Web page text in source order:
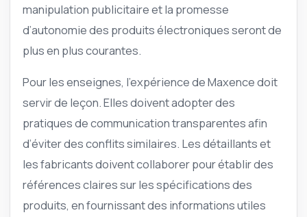
manipulation publicitaire et la promesse
d’autonomie des produits électroniques seront de
plus en plus courantes.
Pour les enseignes, l’expérience de Maxence doit
servir de leçon. Elles doivent adopter des
pratiques de communication transparentes afin
d’éviter des conflits similaires. Les détaillants et
les fabricants doivent collaborer pour établir des
références claires sur les spécifications des
produits, en fournissant des informations utiles